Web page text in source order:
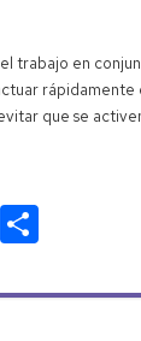
trabajo en
rápidamente
que se
E
m